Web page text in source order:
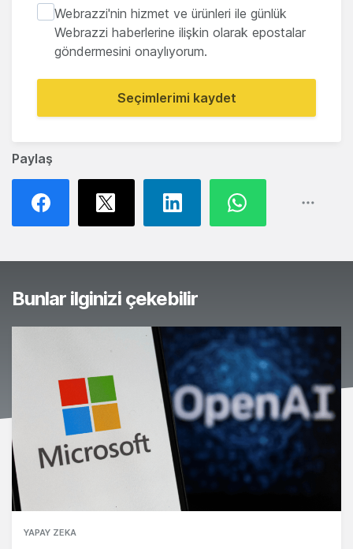
Paylaş
Webrazzi'nin hizmet ve ürünleri ile günlük
Webrazzi haberlerine ilişkin olarak epostalar
göndermesini onaylıyorum.
Seçimlerimi kaydet
Bunlar ilginizi çekebilir
YAPAY ZEKA